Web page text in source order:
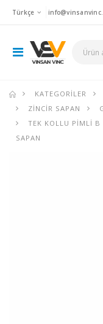
Türkçe
KATEGORILER
ZINCIR SAPAN
TEK KOLLU PIMLI B
SAPAN